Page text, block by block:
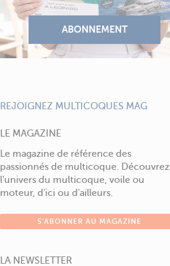
REJOIGNEZ MULTICOQUES MAG
LE MAGAZINE
Le magazine de référence des
passionnés de multicoque. Découvrez
l'univers du multicoque, voile ou
moteur, d'ici ou d'ailleurs.
S'ABONNER AU MAGAZINE
LA NEWSLETTER